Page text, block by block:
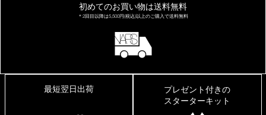
初めてのお買い物は送料無料
＊2回目以降は5,500円(税込)以上の ご購入で送料無料
最短翌日出荷
プレゼント付きの
スターターキット